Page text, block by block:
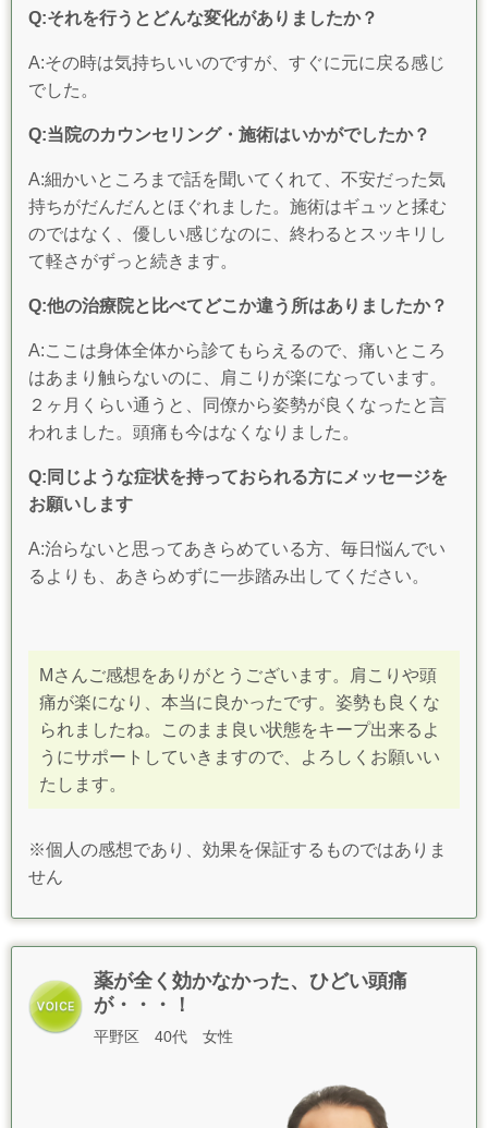
Q:それを行うとどんな変化がありましたか？
A:その時は気持ちいいのですが、すぐに元に戻る感じ
でした。
Q:当院のカウンセリング・施術はいかがでしたか？
A:細かいところまで話を聞いてくれて、不安だった気
持ちがだんだんとほぐれました。施術はギュッと揉む
のではなく、優しい感じなのに、終わるとスッキリし
て軽さがずっと続きます。
Q:他の治療院と比べてどこか違う所はありましたか？
A:ここは身体全体から診てもらえるので、痛いところ
はあまり触らないのに、肩こりが楽になっています。
２ヶ月くらい通うと、同僚から姿勢が良くなったと言
われました。頭痛も今はなくなりました。
Q:同じような症状を持っておられる方にメッセージを
お願いします
A:治らないと思ってあきらめている方、毎日悩んでい
るよりも、あきらめずに一歩踏み出してください。
Mさんご感想をありがとうございます。肩こりや頭
痛が楽になり、本当に良かったです。 姿勢も良くな
られましたね。このまま良い状態をキープ出来るよ
うにサポートしていきますので、よろしくお願いい
たします。
※個人の感想であり、効果を保証するものではありま
せん
薬が全く効かなかった、ひどい頭痛
が・・・！
平野区 40代 女性